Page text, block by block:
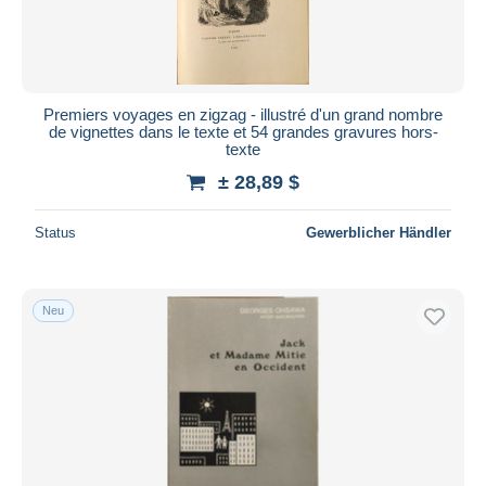
Premiers voyages en zigzag - illustré d'un grand nombre
de vignettes dans le texte et 54 grandes gravures hors-
texte
± 28,89 $
Status Gewerblicher Händler
Neu